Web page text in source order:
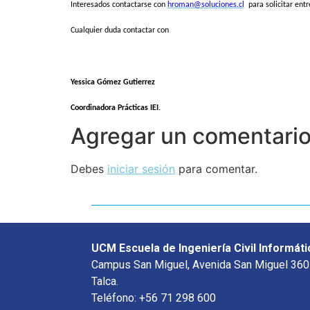
Interesados contactarse con hroman@soluciones.cl para solicitar
Cualquier duda contactar con
Yessica Gómez Gutierrez
Coordinadora Prácticas IEI.
Agregar un comentario
Debes iniciar sesión para comentar.
UCM Escuela de Ingeniería Civil
Campus San Miguel, Avenida San Miguel
Talca.
Teléfono: +56 71 298 600